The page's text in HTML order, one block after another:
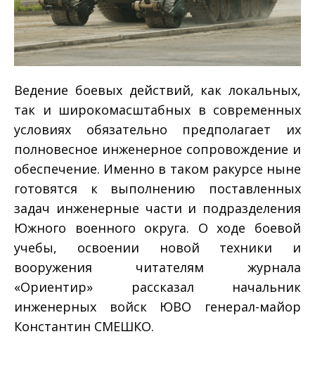
Ведение боевых действий, как локальных,
так и широкомасштабных в современных
условиях обязательно предполагает их
полновесное инженерное сопровождение и
обеспечение. Именно в таком ракурсе ныне
готовятся к выполнению поставленных
задач инженерные части и подразделения
Южного военного округа. О ходе боевой
учебы, освоении новой техники и
вооружения читателям журнала
«Ориентир» рассказал начальник
инженерных войск ЮВО генерал­-майор
Константин СМЕШКО.